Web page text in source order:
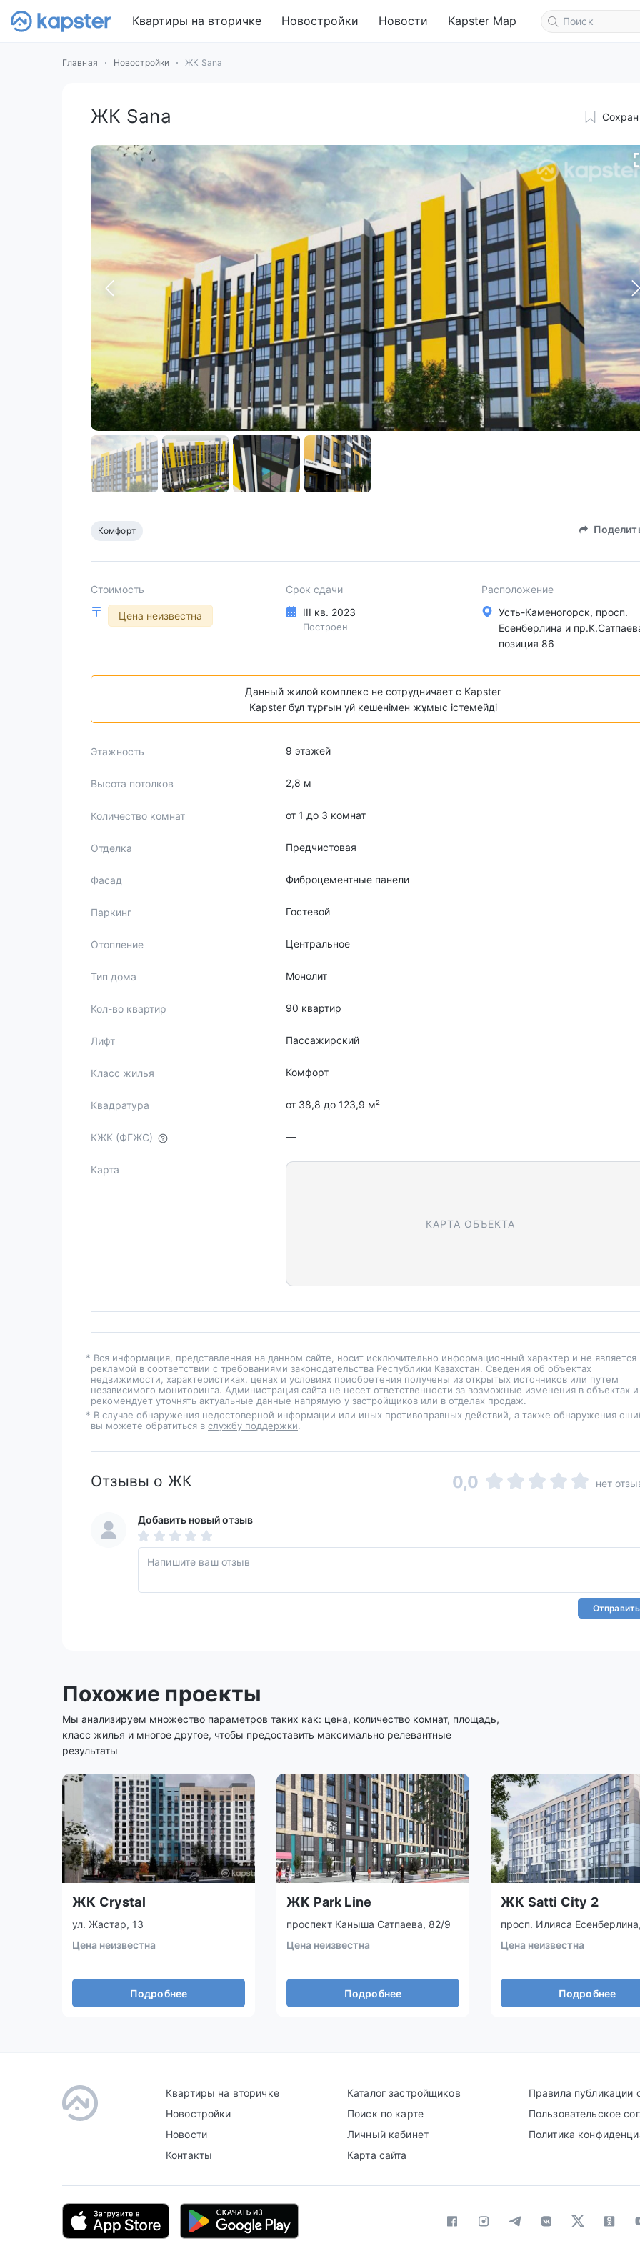
Квартиры на вторичке Новостройки Новости Kapster Map
Главная Новостройки ЖК Sana
ЖК Sana
Комфорт
Стоимость
Цена неизвестна
Срок сдачи
III кв. 2023
Построен
Расположение
Усть-Каменогорск, просп.
Есенберлина и
позиция 86
Данный жилой комплекс не сотрудничает с Kapster
Kapster бұл тұрғын үй кешенімен жұмыс істемейді
Этажность 9 этажей
Высота потолков 2,8 м
Количество комнат от 1 до 3 комнат
Отделка Предчистовая
Фасад Фиброцементные панели
Паркинг Гостевой
Отопление Центральное
Тип дома Монолит
Кол-во квартир 90 квартир
Лифт Пассажирский
Класс жилья Комфорт
Квадратура от 38,8 до 123,9 м²
КЖК (ФГЖС) —
Карта
КАРТА ОБЪЕКТА
* Вся информация, представленная на данном сайте, носит исключительно информационный характер и не является
рекламой в соответствии с требованиями законодательства Республики Казахстан. Сведения об объектах
недвижимости, характеристиках, ценах и условиях приобретения получены из открытых источников или путем
независимого мониторинга. Администрация сайта не несет ответственности за возможные изменения в объектах и
рекомендует уточнять актуальные данные напрямую у застройщиков или в отделах продаж.
* В случае обнаружения недостоверной информации или иных противоправных действий, а также обнаружения
вы можете обратиться в службу поддержки.
Отзывы о ЖК 0,0 нет
Добавить новый отзыв
Отправить
Похожие проекты
Мы анализируем множество параметров таких как: цена, количество комнат, площадь,
класс жилья и многое другое, чтобы предоставить максимально релевантные
результаты
ЖК Crystal
ул. Жастар, 13
Цена неизвестна
Подробнее
ЖК Park Line
проспект Каныша Сатпаева, 82/9
Цена неизвестна
Подробнее
ЖК Satti City 2
просп. Илияса
Цена неизвестна
Подробнее
Квартиры на вторичке
Новостройки
Новости
Контакты
Каталог застройщиков
Поиск по карте
Личный кабинет
Карта сайта
Правила публикации
Пользовательское
Политика